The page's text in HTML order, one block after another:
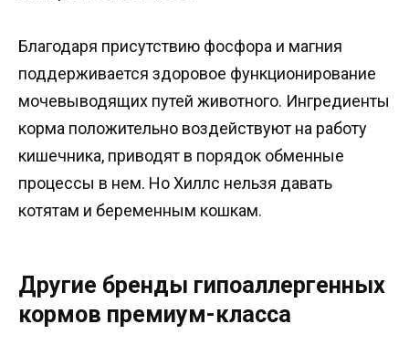
Благодаря присутствию фосфора и магния
поддерживается здоровое функционирование
мочевыводящих путей животного. Ингредиенты
корма положительно воздействуют на работу
кишечника, приводят в порядок обменные
процессы в нем. Но Хиллс нельзя давать
котятам и беременным кошкам.
Другие бренды гипоаллергенных
кормов премиум-класса